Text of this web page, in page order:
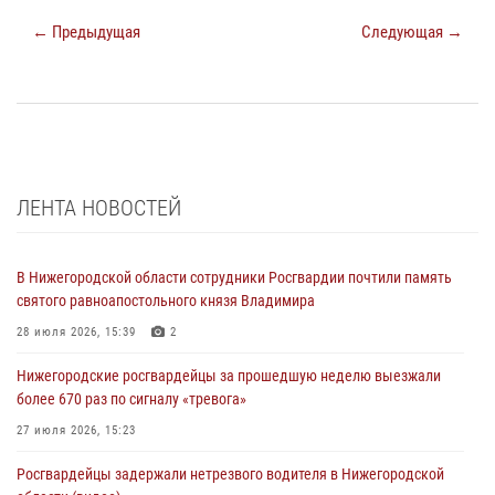
← Предыдущая Следующая →
ЛЕНТА НОВОСТЕЙ
В Нижегородской области сотрудники Росгвардии почтили память
святого равноапостольного князя Владимира
28 июля 2026, 15:39 2
Нижегородские росгвардейцы за прошедшую неделю выезжали
более 670 раз по сигналу «тревога»
27 июля 2026, 15:23
Росгвардейцы задержали нетрезвого водителя в Нижегородской